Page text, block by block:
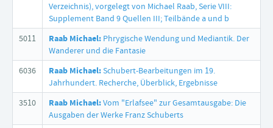
Verzeichnis), vorgelegt von Michael Raab, Serie VIII:
Supplement Band 9 Quellen III; Teilbände a und b
5011
Raab Michael: Phrygische Wendung und Mediantik. Der
Wanderer und die Fantasie
6036
Raab Michael:Schubert-Bearbeitungen im 19.
Jahrhundert. Recherche, Überblick, Ergebnisse
3510
Raab Michael:Vom "Erlafsee" zur Gesamtausgabe: Die
Ausgaben der Werke Franz Schuberts